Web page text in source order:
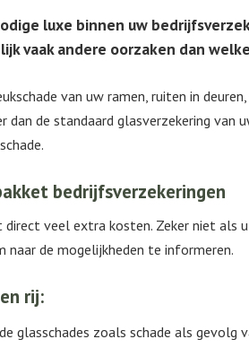
luxe binnen uw
vaak andere oorzaken dan
van uw ramen, ruiten in
dan de standaard glasverzekering
bedrijfsverzekeringen
veel extra kosten. Zeker niet
naar de mogelijkheden te informeren.
rij:
glasschades zoals schade als gevolg